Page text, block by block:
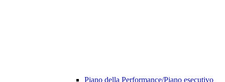
Piano della Performance/Piano esecutivo